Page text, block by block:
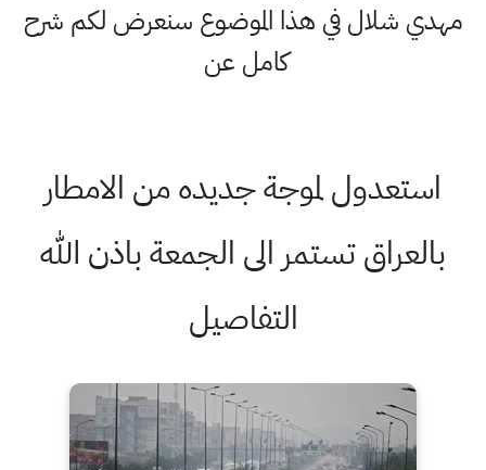
مهدي شلال في هذا الموضوع سنعرض لكم شرح
كامل عن
استعدول لموجة جديده من الامطار
بالعراق تستمر الى الجمعة باذن الله
التفاصيل